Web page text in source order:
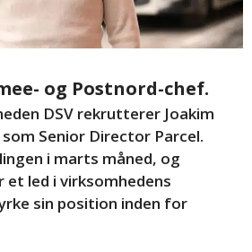
og Postnord-chef.
DSV rekrutterer Joakim
Senior Director Parcel.
i marts måned, og
led i virksomhedens
sin position inden for